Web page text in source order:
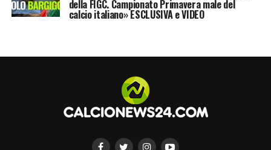
che ha meno attributi di chi lotta per
società che ha incantato il mondo intero.
LA PLAYLIST DELLE NOSTRE TOP NEWS
della FIGC. Campionato Primavera male del
calcio italiano» ESCLUSIVA e VIDEO